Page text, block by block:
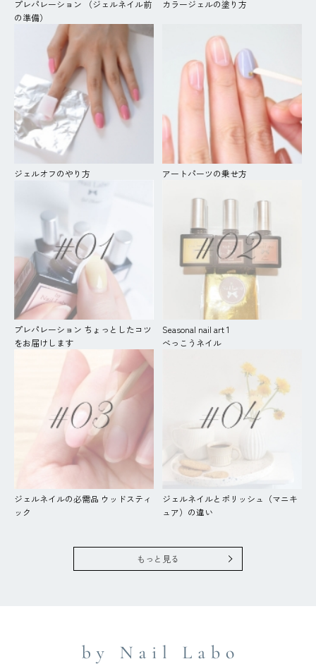
プレパレーション （ジェルネイル前
の準備）
カラージェルの塗り方
ジェルオフのやり方 アートパーツの乗せ方
プレパレーション ちょっとしたコツ
をお届けします
Seasonal nail art 1
べっこうネイル
ジェルネイルの必需品 ウッドスティ
ック
ジェルネイルとポリッシュ（マニキ
ュア）の違い
もっと見る